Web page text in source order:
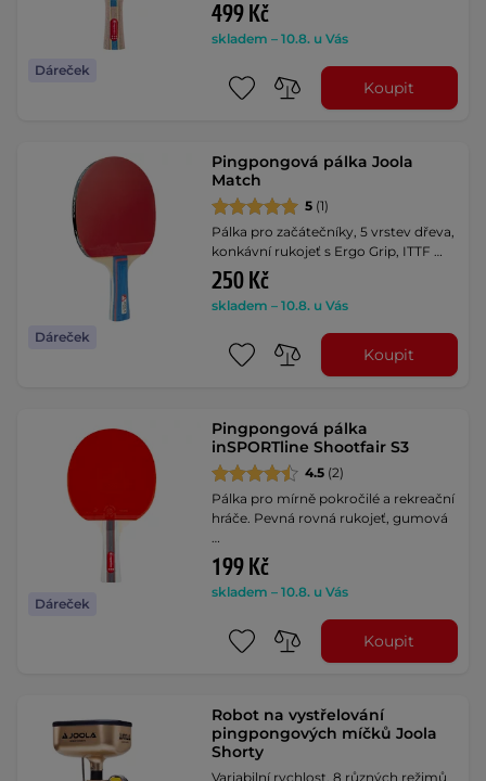
Dáreček
499 Kč
skladem – 10.8. u Vás
Koupit
Dáreček
Pingpongová pálka Joola
Match
5 (1)
Pálka pro začátečníky, 5 vrstev dřeva,
konkávní rukojeť s Ergo Grip, ITTF …
250 Kč
skladem – 10.8. u Vás
Koupit
Dáreček
Pingpongová pálka
inSPORTline Shootfair S3
4.5 (2)
Pálka pro mírně pokročilé a rekreační
hráče. Pevná rovná rukojeť, gumová
…
199 Kč
skladem – 10.8. u Vás
Koupit
Robot na vystřelování
pingpongových míčků Joola
Shorty
Variabilní rychlost, 8 různých režimů